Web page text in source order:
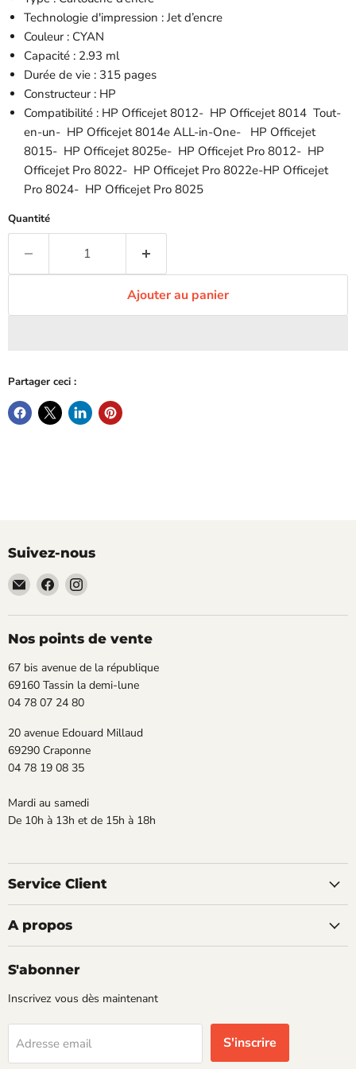
Technologie d'impression : Jet d’encre
Couleur : CYAN
Capacité : 2.93 ml
Durée de vie : 315 pages
Constructeur : HP
Compatibilité : HP Officejet 8012- HP Officejet 8014 Tout-
en-un- HP Officejet 8014e ALL-in-One- HP Officejet
8015- HP Officejet 8025e- HP Officejet Pro 8012- HP
Officejet Pro 8022- HP Officejet Pro 8022e-HP Officejet
Pro 8024- HP Officejet Pro 8025
Quantité
Ajouter au panier
Partager ceci :
Suivez-nous
Email
TECLAB
Trouvez-
nous
sur
Facebook
Trouvez-
sur
Instagram
Nos points de vente
67 bis avenue de la république
69160 Tassin la demi-lune
04 78 07 24 80
20 avenue Edouard Millaud
69290 Craponne
04 78 19 08 35
Mardi au samedi
De 10h à 13h et de 15h à 18h
Service Client
A propos
S'abonner
Inscrivez vous dès maintenant
Adresse email S'inscrire